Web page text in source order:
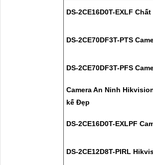
DS-2CE16D0T-EXLF
DS-2CE70DF3T-PTS
DS-2CE70DF3T-PFS
Camera An Ninh
kế Đẹp
DS-2CE16D0T-EXLPF
DS-2CE12D8T-PIRL